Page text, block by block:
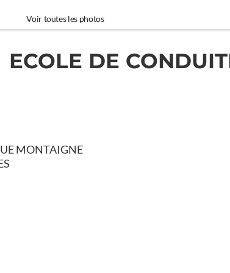
Voir toutes les photos
ECOLE DE
MONTAIGNE